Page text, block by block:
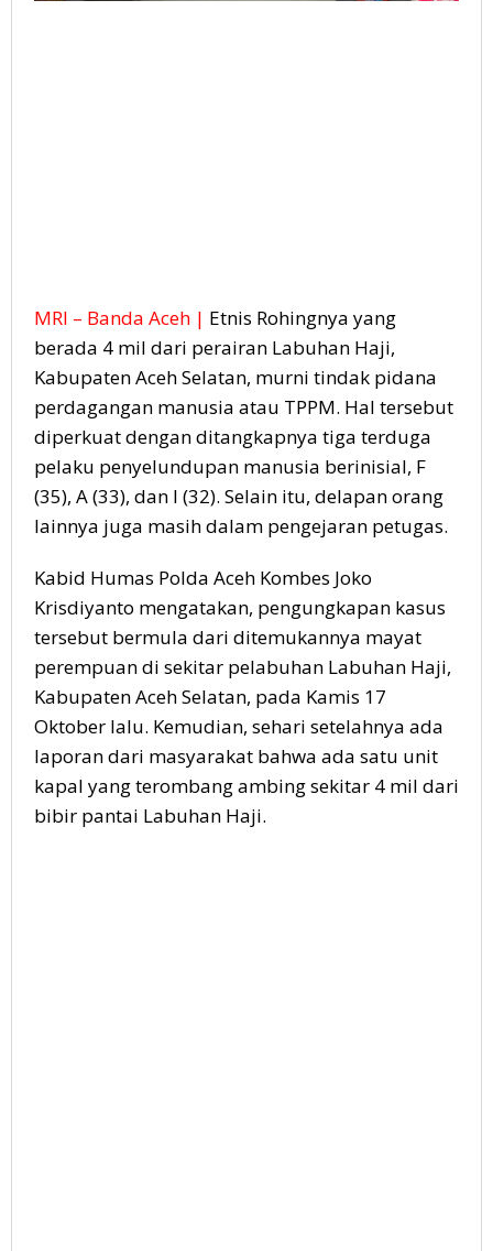
MRI – Banda Aceh | Etnis Rohingnya yang
berada 4 mil dari perairan Labuhan Haji,
Kabupaten Aceh Selatan, murni tindak pidana
perdagangan manusia atau TPPM. Hal tersebut
diperkuat dengan ditangkapnya tiga terduga
pelaku penyelundupan manusia berinisial, F
(35), A (33), dan I (32). Selain itu, delapan orang
lainnya juga masih dalam pengejaran petugas.
Kabid Humas Polda Aceh Kombes Joko
Krisdiyanto mengatakan, pengungkapan kasus
tersebut bermula dari ditemukannya mayat
perempuan di sekitar pelabuhan Labuhan Haji,
Kabupaten Aceh Selatan, pada Kamis 17
Oktober lalu. Kemudian, sehari setelahnya ada
laporan dari masyarakat bahwa ada satu unit
kapal yang terombang ambing sekitar 4 mil dari
bibir pantai Labuhan Haji.